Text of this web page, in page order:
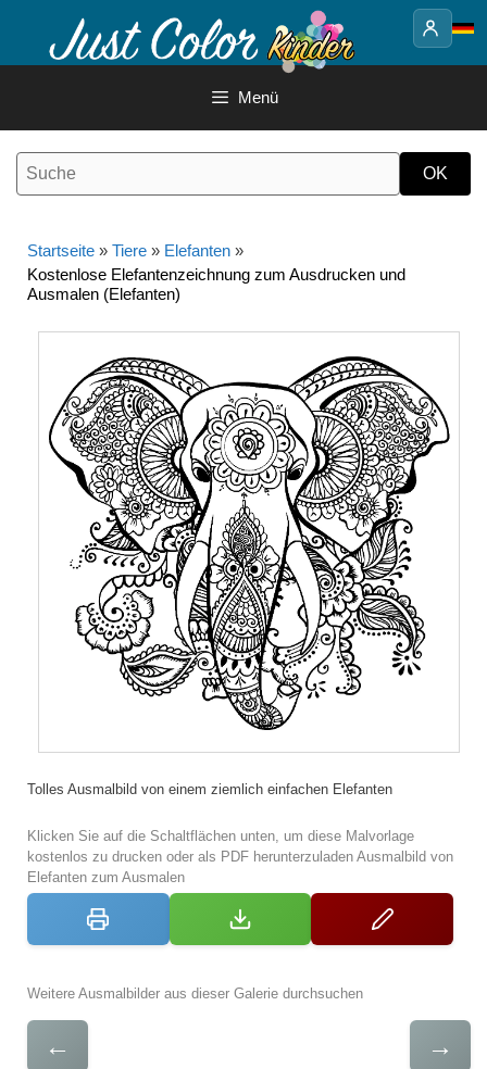
Inhalt
Menü
Startseite » Tiere » Elefanten »
Kostenlose Elefantenzeichnung zum Ausdrucken und
Ausmalen (Elefanten)
Tolles Ausmalbild von einem ziemlich einfachen Elefanten
Klicken Sie auf die Schaltflächen unten, um diese Malvorlage
kostenlos zu drucken oder als PDF herunterzuladen Ausmalbild von
Elefanten zum Ausmalen
Weitere Ausmalbilder aus dieser Galerie durchsuchen
← →